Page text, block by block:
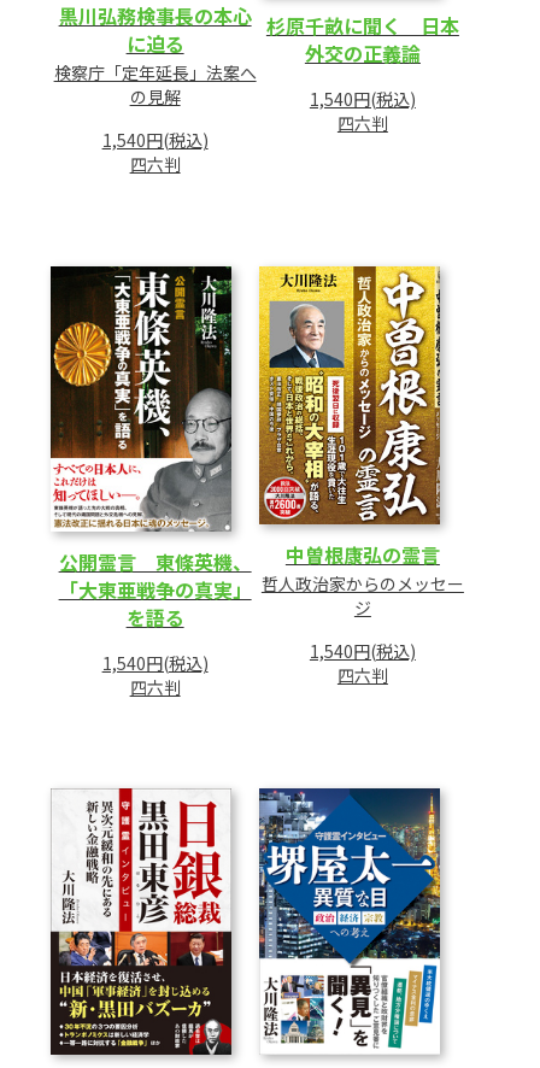
黒川弘務検事長の本心
に迫る
検察庁「定年延長」法案へ
の見解
1,540円(税込)
四六判
杉原千畝に聞く 日本
外交の正義論
1,540円(税込)
四六判
公開霊言 東條英機、
「大東亜戦争の真実」
を語る
1,540円(税込)
四六判
中曽根康弘の霊言
哲人政治家からのメッセー
ジ
1,540円(税込)
四六判